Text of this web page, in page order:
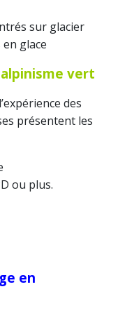
sur glacier
glace
vert
des
présentent les
ou plus.
en